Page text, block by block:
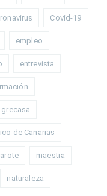
Covid-19
empleo
entrevista
grecasa
de Canarias
maestra
naturaleza